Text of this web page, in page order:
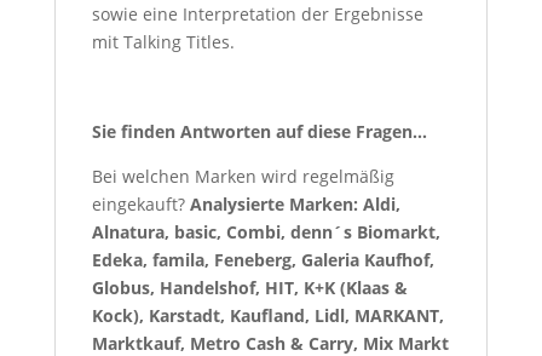
sowie eine Interpretation der Ergebnisse
mit Talking Titles.
Sie finden Antworten auf diese Fragen…
Bei welchen Marken wird regelmäßig
eingekauft? Analysierte Marken: Aldi,
Alnatura, basic, Combi, denn´s Biomarkt,
Edeka, famila, Feneberg, Galeria Kaufhof,
Globus, Handelshof, HIT, K+K (Klaas &
Kock), Karstadt, Kaufland, Lidl, MARKANT,
Marktkauf, Metro Cash & Carry, Mix Markt